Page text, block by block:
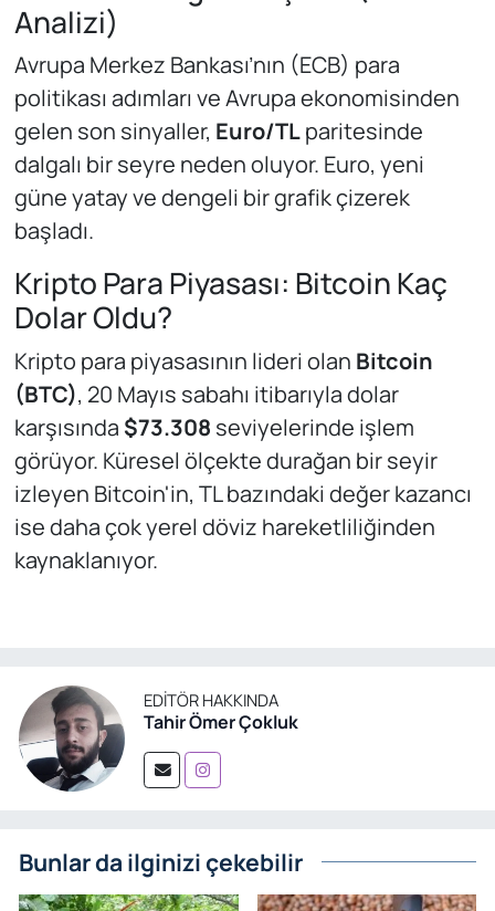
Analizi)
Avrupa Merkez Bankası’nın (ECB) para
politikası adımları ve Avrupa ekonomisinden
gelen son sinyaller, Euro/TLparitesinde
dalgalı bir seyre neden oluyor. Euro, yeni
güne yatay ve dengeli bir grafik çizerek
başladı.
Kripto Para Piyasası: Bitcoin Kaç
Dolar Oldu?
Kripto para piyasasının lideri olan Bitcoin
(BTC), 20 Mayıs sabahı itibarıyla dolar
karşısında $73.308 seviyelerinde işlem
görüyor. Küresel ölçekte durağan bir seyir
izleyen Bitcoin'in, TL bazındaki değer kazancı
ise daha çok yerel döviz hareketliliğinden
kaynaklanıyor.
EDITÖR HAKKINDA
Tahir Ömer Çokluk
Bunlar da ilginizi çekebilir